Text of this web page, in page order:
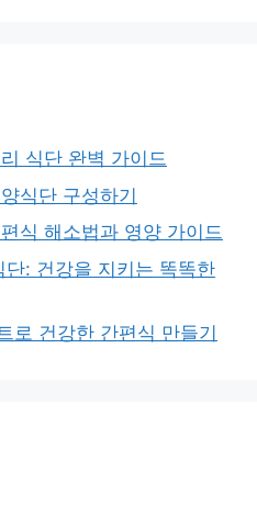
식단 완벽 가이드
식단 구성하기
식 해소법과 영양 가이드
: 건강을 지키는 똑똑한
로 건강한 간편식 만들기